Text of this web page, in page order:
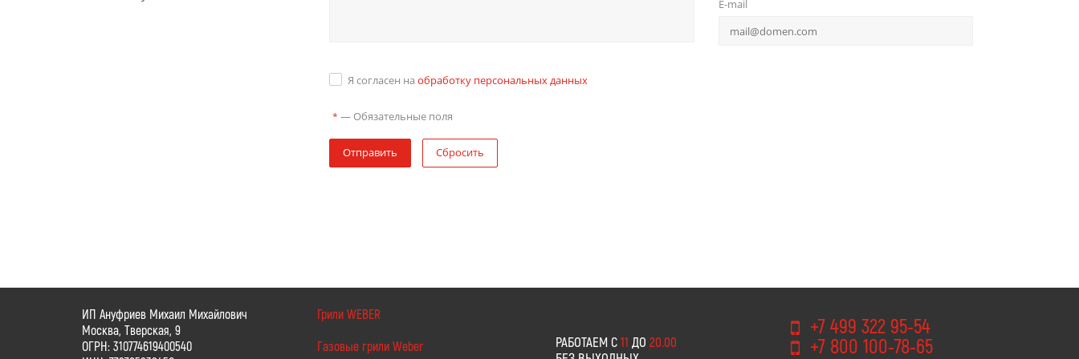
E-mail
Я согласен на обработку персональных данных
* — Обязательные поля
Отправить Сбросить
ИП Ануфриев Михаил Михайлович
Москва, Тверская, 9
ОГРН: 310774619400540
Грили WEBER
Газовые грили Weber РАБОТАЕМ С 11 ДО 20.00
+7 499 322 95-54
+7 800 100-78-65